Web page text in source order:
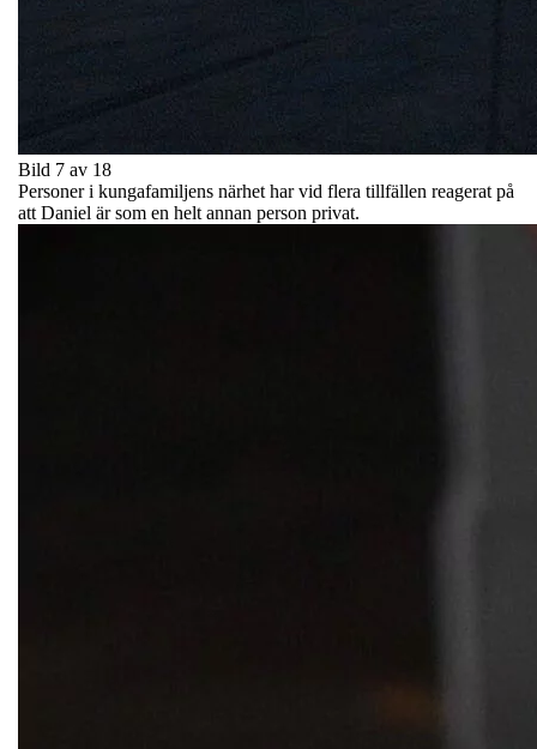
Bild 7 av 18
Personer i kungafamiljens närhet har vid flera tillfällen reagerat på
att Daniel är som en helt annan person privat.